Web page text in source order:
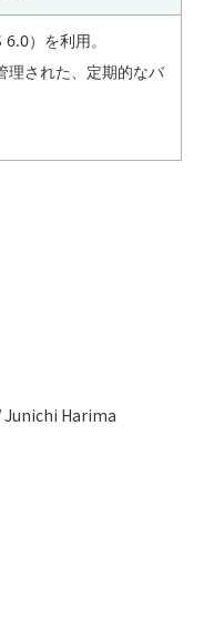
）を利用。
理された、定期的なバ
Junichi Harima